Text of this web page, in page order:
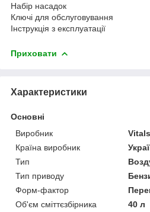
Набір насадок
Ключі для обслуговування
Інструкція з експлуатації
Приховати
Характеристики
Основні
Виробник
Vitals
Країна виробник
Тип
Тип приводу
Форм-фактор
Об'єм сміттєзбірника
40 л